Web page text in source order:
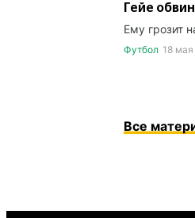
Гейе
Ему грозит
Футбол 18
Все